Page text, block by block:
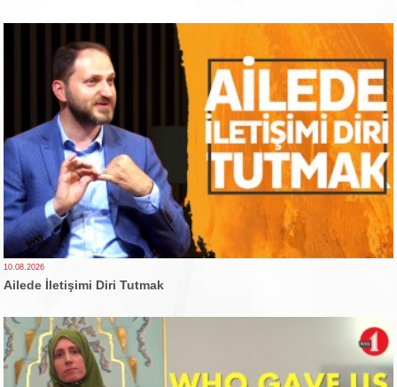
10.08.2026
Ailede İletişimi Diri Tutmak